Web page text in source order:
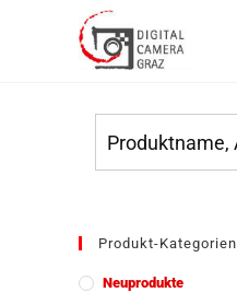
Produkt-Kategorien
Neuprodukte